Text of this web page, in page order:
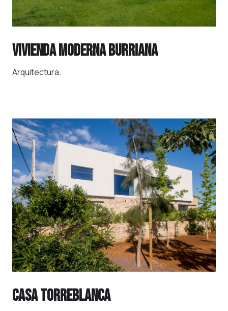
VIVIENDA MODERNA BURRIANA
Arquitectura.
CASA TORREBLANCA